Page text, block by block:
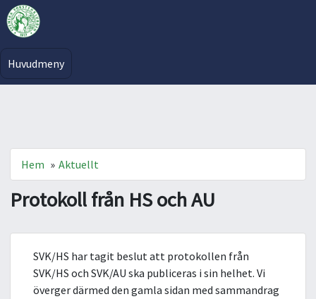
Huvudmeny
Hem » Aktuellt
Protokoll från HS och AU
SVK/HS har tagit beslut att protokollen från
SVK/HS och SVK/AU ska publiceras i sin helhet. Vi
överger därmed den gamla sidan med sammandrag